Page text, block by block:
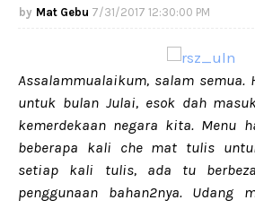
Mat Gebu 7/31/2017 12:30:00 PM
Assalammualaikum, salam
untuk bulan Julai, esok dah
kemerdekaan negara kita. Menu
beberapa kali che mat tulis
setiap kali tulis, ada tu
penggunaan bahan2nya. Udang